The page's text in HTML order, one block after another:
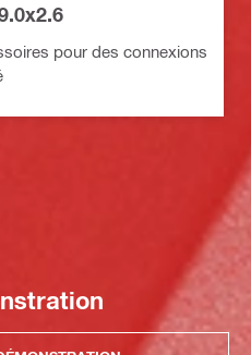
pour des connexions